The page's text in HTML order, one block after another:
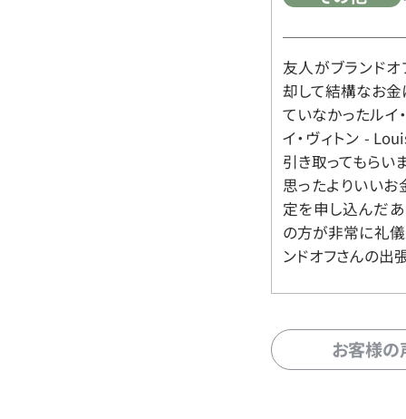
友人がブランド
却して結構なお金
ていなかったルイ
イ・ヴィトン -
引き取ってもらい
思ったよりいいお
定を申し込んだ
の方が非常に礼儀
ンドオフさんの出
お客様